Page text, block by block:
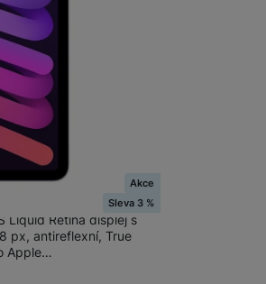
Akce
Sleva 3 %
Liquid Retina displej s
px, antireflexní, True
Apple…